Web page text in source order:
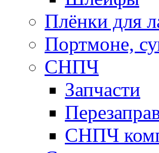
Плёнки для
Портмоне,
СНПЧ
Запчасти
СНПЧ